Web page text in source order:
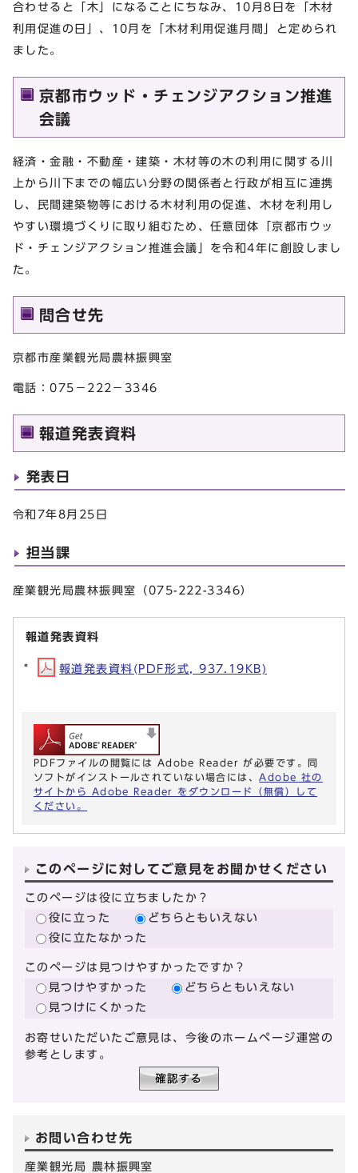
合わせると「木」になることにちなみ、10月8日を「木材
利用促進の日」、10月を「木材利用促進月間」と定められ
ました。
京都市ウッド・チェンジアクション推進
会議
経済・金融・不動産・建築・木材等の木の利用に関する川
上から川下までの幅広い分野の関係者と行政が相互に連携
し、民間建築物等における木材利用の促進、木材を利用し
やすい環境づくりに取り組むため、任意団体「京都市ウッ
ド・チェンジアクション推進会議」を令和4年に創設しまし
た。
問合せ先
京都市産業観光局農林振興室
電話：075－222－3346
報道発表資料
発表日
令和7年8月25日
担当課
産業観光局農林振興室（075-222-3346）
報道発表資料
報道発表資料(PDF形式, 937.19KB)
PDFファイルの閲覧には Adobe Reader が必要です。同
ソフトがインストールされていない場合には、 Adobe 社の
サイトから Adobe Reader をダウンロード（無償）して
ください。
このページに対してご意見をお聞かせください
このページは役に立ちましたか？
役に立った
どちらともいえない
役に立たなかった
このページは見つけやすかったですか？
見つけやすかった
どちらともいえない
見つけにくかった
お寄せいただいたご意見は、今後のホームページ運営の
参考とします。
お問い合わせ先
産業観光局 農林振興室